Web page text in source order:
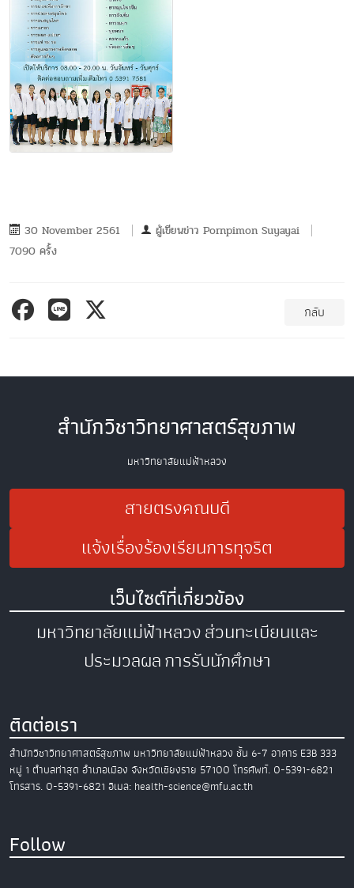
30 November 2561 ผู้เขียนข่าว Pornpimon Suyayai
7090 ครั้ง
กลับ
สำนักวิชาวิทยาศาสตร์สุขภาพ
มหาวิทยาลัยแม่ฟ้าหลวง
สายตรงคณบดี
แจ้งเรื่องร้องเรียนการทุจริต
เว็บไซต์ที่เกี่ยวข้อง
มหาวิทยาลัยแม่ฟ้าหลวงส่วนทะเบียนและ
ประมวลผลการรับนักศึกษา
ติดต่อเรา
สำนักวิชาวิทยาศาสตร์สุขภาพ มหาวิทยาลัยแม่ฟ้าหลวง ชั้น 6-7 อาคาร E3B 333
หมู่ 1 ตำบลท่าสุด อำเภอเมือง จังหวัดเชียงราย 57100 โทรศัพท์. 0-5391-6821
โทรสาร. 0-5391-6821 อีเมล: health-science@mfu.ac.th
Follow